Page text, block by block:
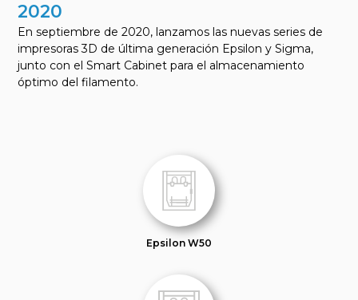
2020
En septiembre de 2020, lanzamos las nuevas series de
impresoras 3D de última generación Epsilon y Sigma,
junto con el Smart Cabinet para el almacenamiento
óptimo del filamento.
Epsilon W50